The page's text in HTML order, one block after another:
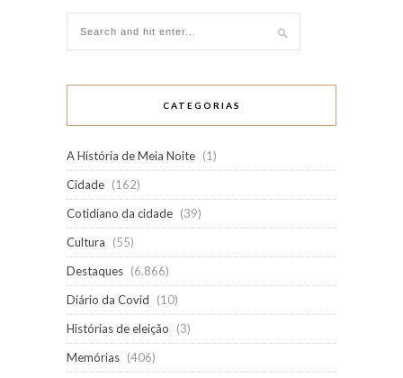
CATEGORIAS
A História de Meia Noite (1)
Cidade (162)
Cotidiano da cidade (39)
Cultura
(55)
Destaques (6.866)
Diário da Covid
(10)
Histórias de eleição
(3)
Memórias (406)